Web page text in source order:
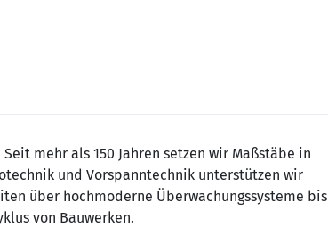
mehr als 150 Jahren setzen wir Maßstäbe in
und Vorspanntechnik unterstützen wir
über hochmoderne Überwachungssysteme bis
von Bauwerken.